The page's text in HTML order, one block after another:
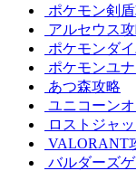
ポケモン剣
アルセウス
ポケモンダ
ポケモンユ
あつ森攻略
ユニコーン
ロストジャ
VALORANT
バルダーズ